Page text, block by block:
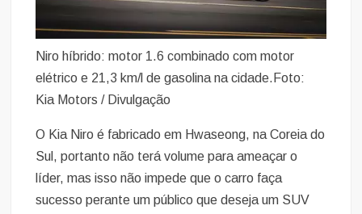
Niro híbrido: motor 1.6 combinado com motor
elétrico e 21,3 km/l de gasolina na cidade.Foto:
Kia Motors / Divulgação
O Kia Niro é fabricado em Hwaseong, na Coreia do
Sul, portanto não terá volume para ameaçar o
líder, mas isso não impede que o carro faça
sucesso perante um público que deseja um SUV